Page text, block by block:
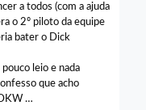
a todos (com a ajuda
o 2º piloto da equipe
bater o Dick
leio e nada
que acho
…